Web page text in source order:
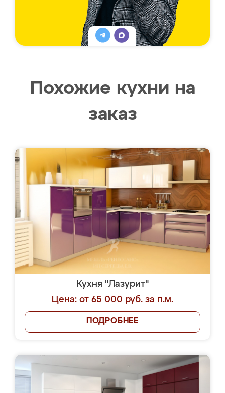
Похожие кухни на
заказ
Кухня "Лазурит"
Цена: от 65 000 руб. за п.м.
ПОДРОБНЕЕ